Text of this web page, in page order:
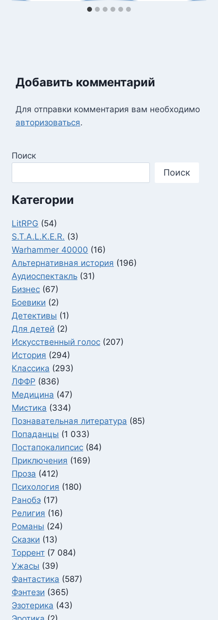
Добавить комментарий
Для отправки комментария вам необходимо
авторизоваться.
Поиск
Поиск
Категории
LitRPG (54)
S.T.A.L.K.E.R. (3)
Warhammer 40000 (16)
Альтернативная история (196)
Аудиоспектакль (31)
Бизнес (67)
Боевики (2)
Детективы (1)
Для детей (2)
Искусственный голос (207)
История (294)
Классика (293)
ЛФФР (836)
Медицина (47)
Мистика (334)
Познавательная литература (85)
Попаданцы (1 033)
Постапокалипсис (84)
Приключения (169)
Проза (412)
Психология (180)
Ранобэ (17)
Религия (16)
Романы (24)
Сказки (13)
Торрент (7 084)
Ужасы (39)
Фантастика (587)
Фэнтези (365)
Эзотерика (43)